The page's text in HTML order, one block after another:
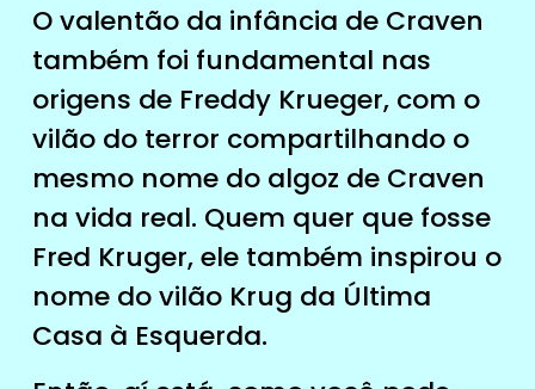
O valentão da infância de Craven
também foi fundamental nas
origens de Freddy Krueger, com o
vilão do terror compartilhando o
mesmo nome do algoz de Craven
na vida real. Quem quer que fosse
Fred Kruger, ele também inspirou o
nome do vilão Krug da Última
Casa à Esquerda.